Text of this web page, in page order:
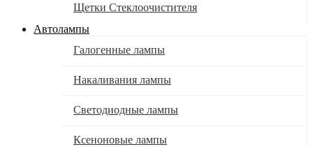
Щетки Стеклоочистителя
Автолампы
Галогенные лампы
Накаливания лампы
Светодиодные лампы
Ксеноновые лампы